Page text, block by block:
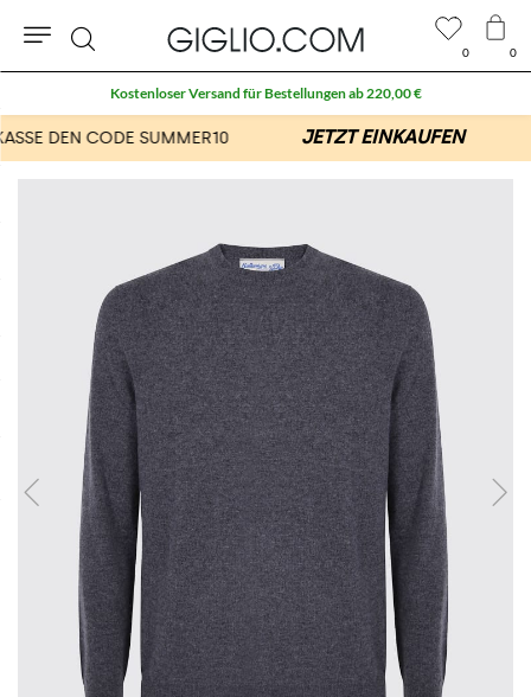
0 0
Suche
Kostenloser Versand für Bestellungen ab 220,00 €